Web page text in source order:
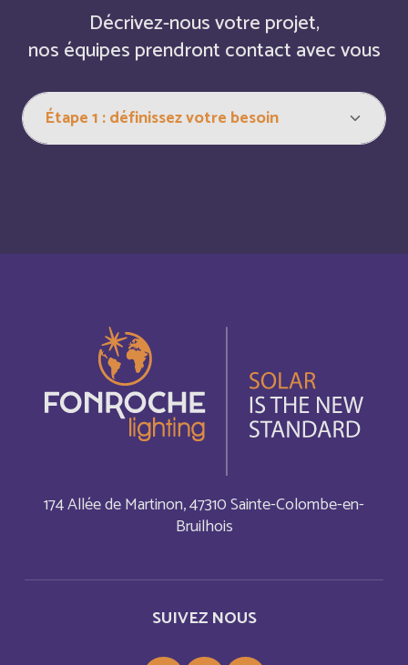
Décrivez-nous votre projet,
nos équipes prendront contact avec vous
SUIVEZ NOUS
174 Allée de Martinon, 47310 Sainte-Colombe-en-
Bruilhois
Armenia Anglais
Aruba
Aruba
Bahamas
Bahamas Français
Bahreïn